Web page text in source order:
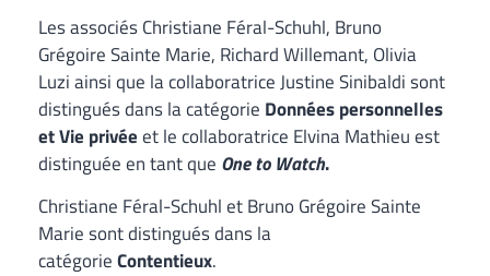
Les associés Christiane Féral-Schuhl, Bruno
Grégoire Sainte Marie, Richard Willemant, Olivia
Luzi ainsi que la collaboratrice Justine Sinibaldi sont
distingués dans la catégorie Données personnelles
et Vie privéeet le collaboratrice Elvina Mathieu est
distinguée en tant que One to Watch.
Christiane Féral-Schuhl et Bruno Grégoire Sainte
Marie sont distingués dans la
catégorieContentieux.